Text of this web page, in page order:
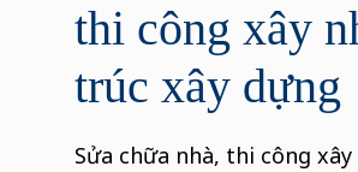
thi công xây
trúc xây dựng
Sửa chữa nhà, thi công